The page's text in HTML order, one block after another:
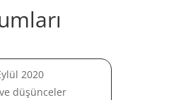
2020
düşünceler